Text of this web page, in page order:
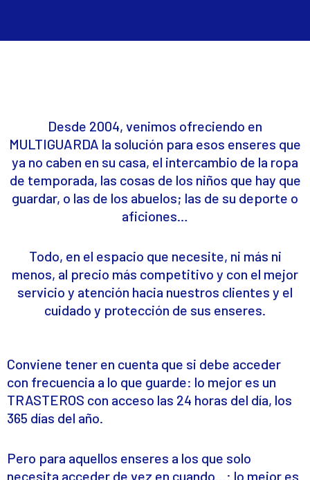
Desde 2004, venimos ofreciendo en
MULTIGUARDA la solución para esos enseres que
ya no caben en su casa, el intercambio de la ropa
de temporada, las cosas de los niños que hay que
guardar, o las de los abuelos; las de su deporte o
aficiones…
Todo, en el espacio que necesite, ni más ni
menos, al precio más competitivo y con el mejor
servicio y atención hacia nuestros clientes y el
cuidado y protección de sus enseres.
Conviene tener en cuenta que si debe acceder
con frecuencia a lo que guarde: lo mejor es un
TRASTEROS con acceso las 24 horas del día, los
365 días del año.
Pero para aquellos enseres a los que solo
necesita acceder de vez en cuando…: lo mejor es